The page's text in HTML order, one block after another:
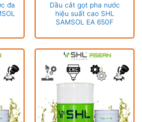
đa
Dầu cắt gọt pha nước
hiệu suất cao SHL
SAMSOL EA 650F